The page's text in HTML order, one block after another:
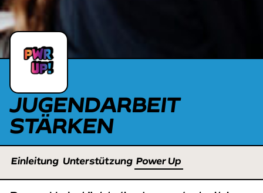
JUGENDARBEIT
STÄRKEN
Einleitung Unterstützung Power Up